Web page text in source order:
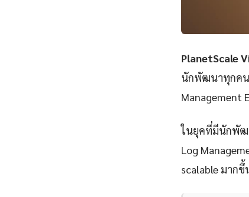
PlanetScale
นักพัฒนาทุกคน
Management
ในยุคที่มีนักพัฒ
Log
scalable มาก